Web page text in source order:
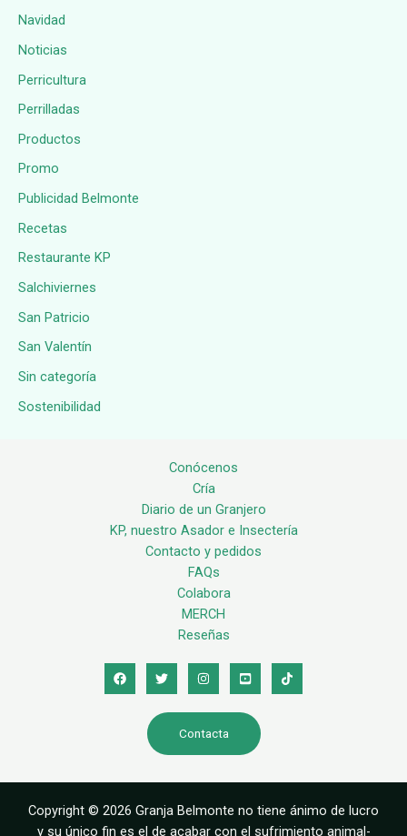
Navidad
Noticias
Perricultura
Perrilladas
Productos
Promo
Publicidad Belmonte
Recetas
Restaurante KP
Salchiviernes
San Patricio
San Valentín
Sin categoría
Sostenibilidad
Conócenos
Cría
Diario de un Granjero
KP, nuestro Asador e Insectería
Contacto y pedidos
FAQs
Colabora
MERCH
Reseñas
Contacta
Copyright © 2026 Granja Belmonte no tiene ánimo de lucro
y su único fin es el de acabar con el sufrimiento animal-